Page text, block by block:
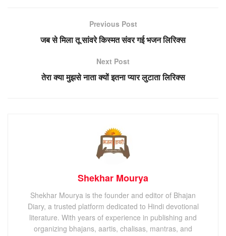
Previous Post
जब से मिला तू सांवरे किस्मत संवर गई भजन लिरिक्स
Next Post
तेरा क्या मुझसे नाता क्यों इतना प्यार लुटाता लिरिक्स
Shekhar Mourya
Shekhar Mourya is the founder and editor of Bhajan
Diary, a trusted platform dedicated to Hindi devotional
literature. With years of experience in publishing and
organizing bhajans, aartis, chalisas, mantras, and